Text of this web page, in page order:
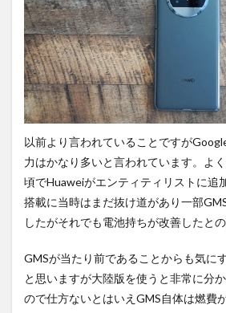
以前より言われていることですが
力はかなり多いと言われています。よ
頃でHuaweiがエンティティリストに追
搭載に当時はまだ抜け道があり一部
したがそれでも電池持ちが改善したとの
GMSが当たり前であることからも気に
と思いますが大陸版を使うと非常に分
ので仕方ないとはいえGMS自体は燃費が